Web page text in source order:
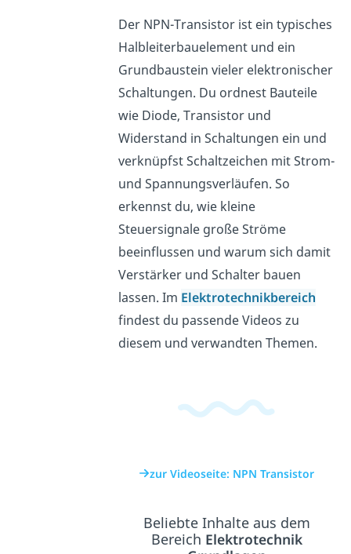
Der NPN-Transistor ist ein typisches
Halbleiterbauelement und ein
Grundbaustein vieler elektronischer
Schaltungen. Du ordnest Bauteile
wie Diode, Transistor und
Widerstand in Schaltungen ein und
verknüpfst Schaltzeichen mit Strom-
und Spannungsverläufen. So
erkennst du, wie kleine
Steuersignale große Ströme
beeinflussen und warum sich damit
Verstärker und Schalter bauen
lassen. Im Elektrotechnikbereich
findest du passende Videos zu
diesem und verwandten Themen.
zur Videoseite: NPN Transistor
Beliebte Inhalte aus dem
Bereich Elektrotechnik